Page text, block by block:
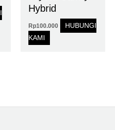
Hybrid
Rp100.000
HUBUNGI
KAMI